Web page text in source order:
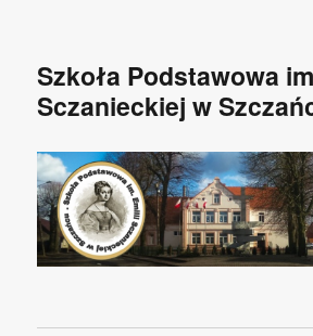
Szkoła Podstawowa
Sczanieckiej w